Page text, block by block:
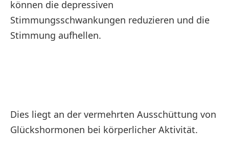
können die depressiven
Stimmungsschwankungen reduzieren und die
Stimmung aufhellen.
Dies liegt an der vermehrten Ausschüttung von
Glückshormonen bei körperlicher Aktivität.